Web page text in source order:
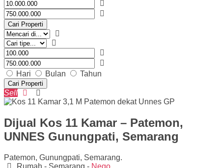
Cari Properti
Hari Bulan Tahun
Cari Properti
Sell
Dijual Kos 11 Kamar – Patemon,
UNNES Gunungpati, Semarang
Patemon, Gunungpati, Semarang.
Rumah - Semarang - Nego